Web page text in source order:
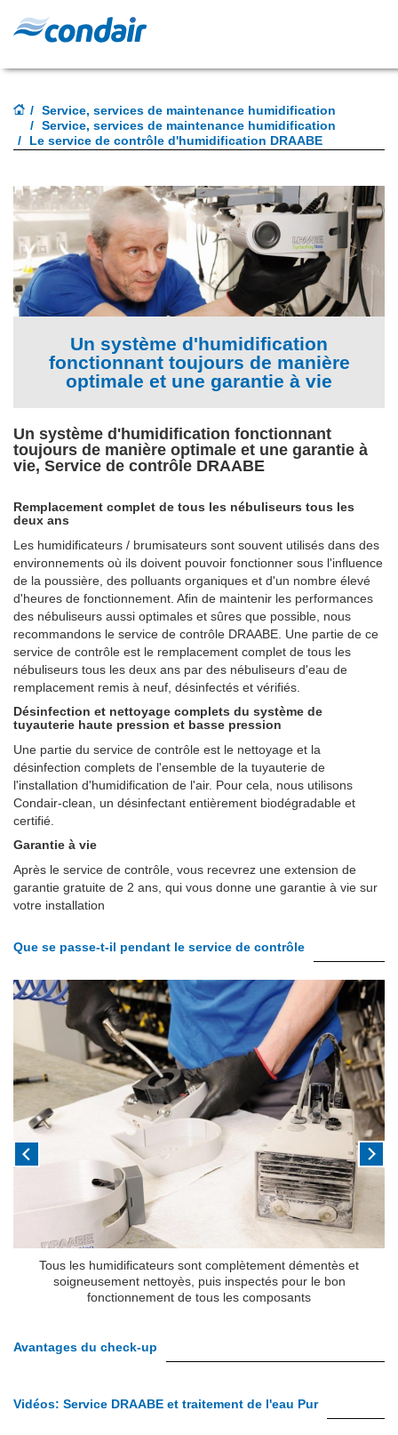
Service, services de maintenance humidification
Service, services de maintenance humidification
Le service de contrôle d'humidification DRAABE
Un système d'humidification
fonctionnant toujours de manière
optimale et une garantie à vie
Un système d'humidification fonctionnant
toujours de manière optimale et une garantie à
vie, Service de contrôle DRAABE
Remplacement complet de tous les nébuliseurs tous les
deux ans
Les humidificateurs / brumisateurs sont souvent utilisés dans des
environnements où ils doivent pouvoir fonctionner sous l'influence
de la poussière, des polluants organiques et d'un nombre élevé
d'heures de fonctionnement. Afin de maintenir les performances
des nébuliseurs aussi optimales et sûres que possible, nous
recommandons le service de contrôle DRAABE. Une partie de ce
service de contrôle est le remplacement complet de tous les
nébuliseurs tous les deux ans par des nébuliseurs d'eau de
remplacement remis à neuf, désinfectés et vérifiés.
Désinfection et nettoyage complets du système de
tuyauterie haute pression et basse pression
Une partie du service de contrôle est le nettoyage et la
désinfection complets de l'ensemble de la tuyauterie de
l'installation d'humidification de l'air. Pour cela, nous utilisons
Condair-clean, un désinfectant entièrement biodégradable et
certifié.
Garantie à vie
Après le service de contrôle, vous recevrez une extension de
garantie gratuite de 2 ans, qui vous donne une garantie à vie sur
votre installation
Que se passe-t-il pendant le service de contrôle
Tous les humidificateurs sont complètement démentès et
soigneusement nettoyès, puis inspectés pour le bon
fonctionnement de tous les composants
Previous Next
Avantages du check-up
Vidéos: Service DRAABE et traitement de l'eau Pur